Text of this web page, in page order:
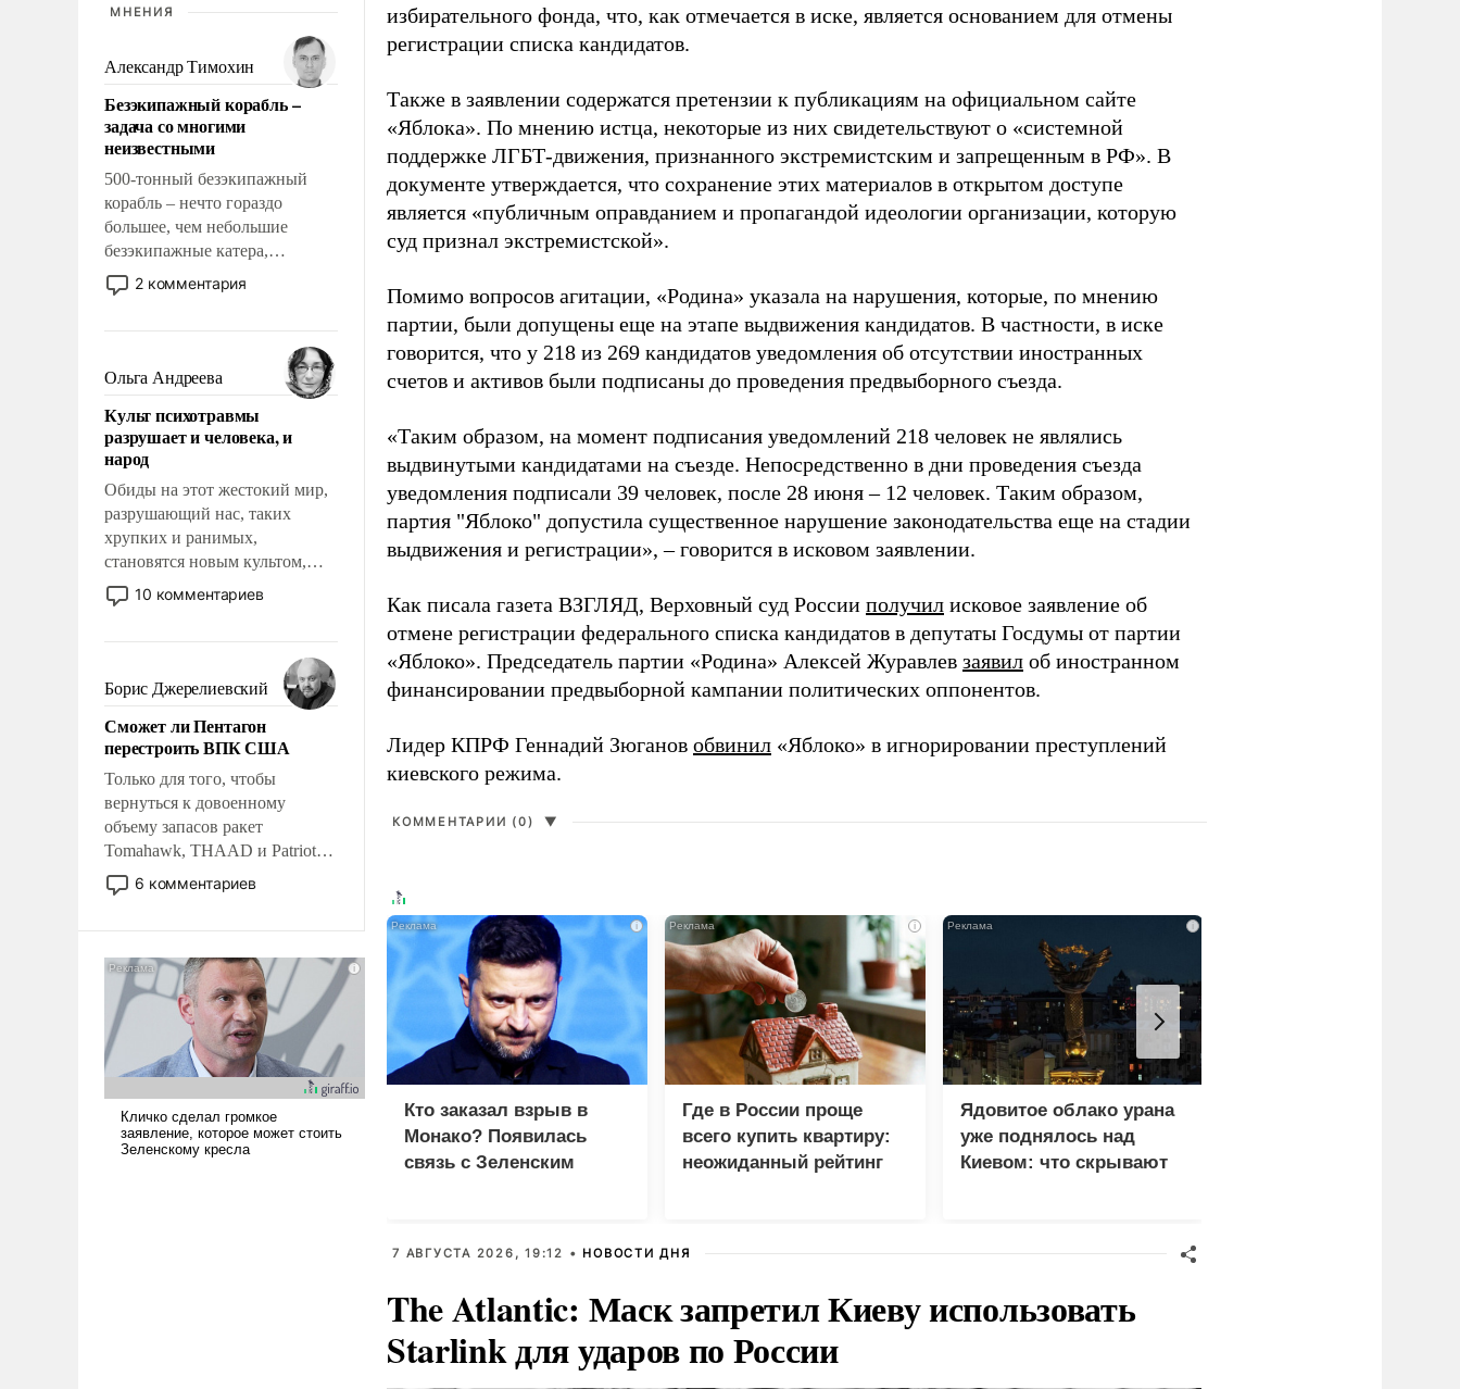
МНЕНИЯ
Александр Тимохин
Безэкипажный корабль –
задача со многими
неизвестными
500-тонный безэкипажный
корабль – нечто гораздо
большее, чем небольшие
безэкипажные катера,
применение которых уже
стало обыденностью. Задача по
сложна и амбициозна. Однако
и ее реализация радикально
поднимет наши боевые
возможности.
2 комментария
Ольга Андреева
Культ психотравмы
разрушает и человека, и
народ
Обиды на этот жестокий мир,
разрушающий нас, таких
хрупких и ранимых,
становятся новым культом,
постепенно вытесняя и
отменяя традиционное
мужественным и твердым под
ударами судьбы, брать на себя
ответственность, помогать
слабым, идти вперед и
адаптироваться.
10 комментариев
Борис Джерелиевский
Сможет ли Пентагон
перестроить ВПК США
Только для того, чтобы
вернуться к довоенному
объему запасов ракет
Tomahawk, THAAD и Patriot
США потребуется более трех
лет. Даже небольшая война с
Сложившаяся ситуация
означает многолетний период
уязвимости США, например,
перед Китаем.
6 комментариев
избирательного фонда, что, как отмечается в иске, является основанием для отмены
регистрации списка кандидатов.
Также в заявлении содержатся претензии к публикациям на официальном сайте
«Яблока». По мнению истца, некоторые из них свидетельствуют о «системной
поддержке ЛГБТ-движения, признанного экстремистским и запрещенным в РФ». В
документе утверждается, что сохранение этих материалов в открытом доступе
является «публичным оправданием и пропагандой идеологии организации, которую
суд признал экстремистской».
Помимо вопросов агитации, «Родина» указала на нарушения, которые, по мнению
партии, были допущены еще на этапе выдвижения кандидатов. В частности, в иске
говорится, что у 218 из 269 кандидатов уведомления об отсутствии иностранных
счетов и активов были подписаны до проведения предвыборного съезда.
«Таким образом, на момент подписания уведомлений 218 человек не являлись
выдвинутыми кандидатами на съезде. Непосредственно в дни проведения съезда
уведомления подписали 39 человек, после 28 июня – 12 человек. Таким образом,
партия "Яблоко" допустила существенное нарушение законодательства еще на стадии
выдвижения и регистрации», – говорится в исковом заявлении.
Как писала газета ВЗГЛЯД, Верховный суд России получил исковое заявление об
отмене регистрации федерального списка кандидатов в депутаты Госдумы от партии
«Яблоко». Председатель партии «Родина» Алексей Журавлев заявил об иностранном
финансировании предвыборной кампании политических оппонентов.
Лидер КПРФ Геннадий Зюганов обвинил «Яблоко» в игнорировании преступлений
киевского режима.
КОММЕНТАРИИ (0) ▼
i
Кто заказал взрыв в
Монако? Появилась
связь с Зеленским
i
Где в России проще
всего купить квартиру:
неожиданный рейтинг
i
Ядовитое облако урана
уже поднялось над
Киевом: что скрывают
7 АВГУСТА 2026, 19:12 • НОВОСТИ ДНЯ
The Atlantic: Маск запретил Киеву использовать
Starlink для ударов по России